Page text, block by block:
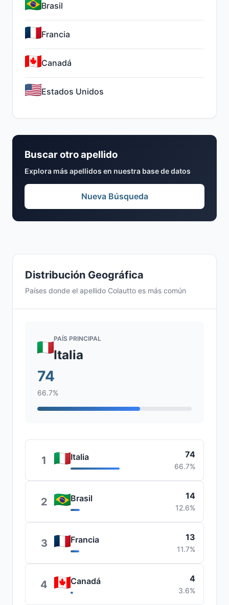
Distribución Geográfica
Países donde el apellido Colautto es más común
PAÍS PRINCIPAL
Italia
74
66.7%
1 Italia 74
66.7%
2 Brasil 14
12.6%
3 Francia 13
11.7%
4 Canadá 4
3.6%
Brasil
Francia
Canadá
Estados Unidos
Buscar otro apellido
Explora más apellidos en nuestra base de datos
Nueva Búsqueda